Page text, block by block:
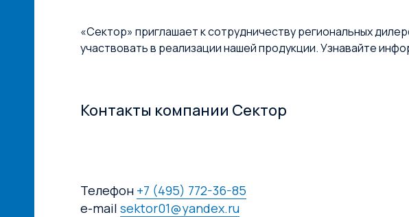
«Сектор» приглашает к сотрудничеству региональных
участвовать в реализации нашей продукции. Узнавайте
Контакты компании Сектор
Телефон +7 (495) 772-36-85
e-mail sektor01@yandex.ru